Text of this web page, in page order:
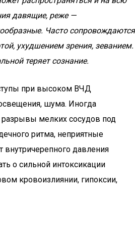
давящие, реже —
Часто сопровождаются
ухудшением зрения, зеванием.
теряет сознание.
при высоком ВЧД
шума. Иногда
мелких сосудов под
ритма, неприятные
внутричерепного давления
о сильной интоксикации
кровоизлиянии, гипоксии,